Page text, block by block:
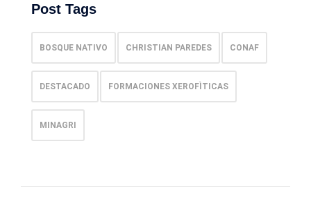
Post Tags
BOSQUE NATIVO CHRISTIAN PAREDES CONAF
DESTACADO FORMACIONES XEROFÌTICAS
MINAGRI